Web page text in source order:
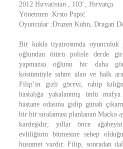
2012 Hırvatistan , 103’, Hırvatça
Yönetmen :Krsto Papić
Oyuncular :Drazen Kuhn, Dragan
Bir kukla tiyatrosunda oyunculuk
oğlundan ötürü polisle derde
yapmazsa oğlunu bir daha
kostümüyle sahne alan ve halk
Filip’in gizli görevi, rahip
hastalığa yakalanmış ünlü mafya
hastane odasına gidip günah
bir bir sıralaması planlanan Macko
kardeşidir; yıllar önce
evliliğinin bitmesine sebep
husumet vardır. Filip, sonradan